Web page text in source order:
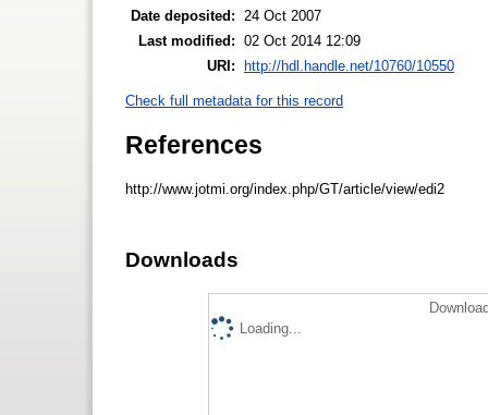
Date deposited:
24 Oct 2007
Last modified: 02 Oct 2014 12:09
URI: http://hdl.handle.net/10760/10550
Check full metadata for this record
References
http://www.jotmi.org/index.php/GT/article/view/edi2
Downloads
Loading...